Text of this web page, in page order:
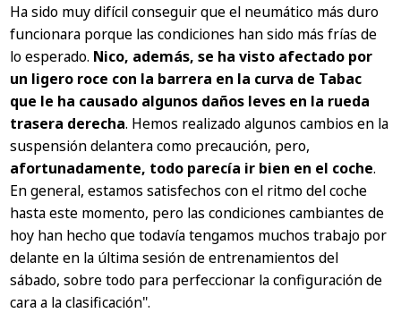
Ha sido muy difícil conseguir que el neumático más duro
funcionara porque las condiciones han sido más frías de
lo esperado. Nico, además, se ha visto afectado por
un ligero roce con la barrera en la curva de Tabac
que le ha causado algunos daños leves en la rueda
trasera derecha. Hemos realizado algunos cambios en la
suspensión delantera como precaución, pero,
afortunadamente, todo parecía ir bien en el coche.
En general, estamos satisfechos con el ritmo del coche
hasta este momento, pero las condiciones cambiantes de
hoy han hecho que todavía tengamos muchos trabajo por
delante en la última sesión de entrenamientos del
sábado, sobre todo para perfeccionar la configuración de
cara a la clasificación".